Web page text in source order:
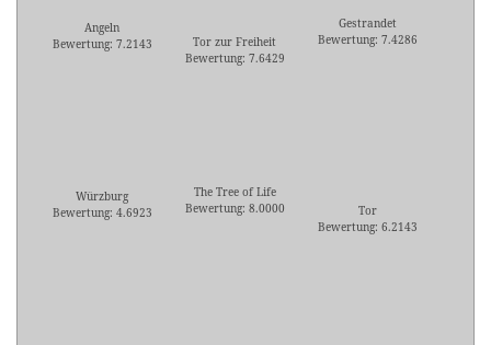
Angeln
Bewertung: 7.2143
Tor zur Freiheit
Bewertung: 7.6429
Gestrandet
Bewertung: 7.4286
Würzburg
Bewertung: 4.6923
The Tree of Life
Bewertung: 8.0000
Tor
Bewertung: 6.2143